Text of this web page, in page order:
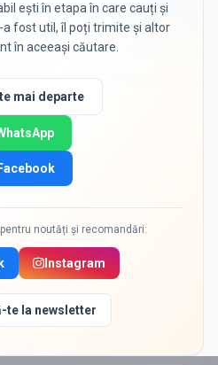
ești în etapa în care cauți și
fost util, îl poți trimite și altor
în aceeași căutare.
mai departe
Facebook
noutăți și recomandări:
Instagram
te la newsletter